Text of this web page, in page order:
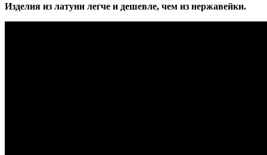
Изделия из латуни легче и дешевле, чем из нержавейки.